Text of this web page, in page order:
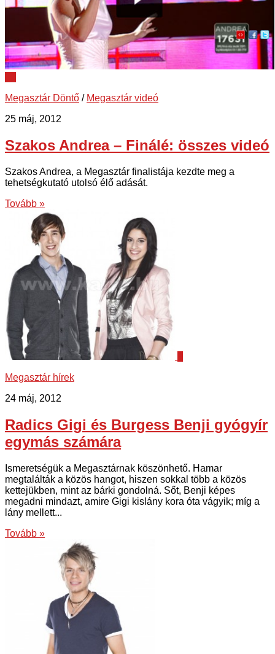
Megasztár Döntő / Megasztár videó
25 máj, 2012
Szakos Andrea – Finálé: összes videó
Szakos Andrea, a Megasztár finalistája kezdte meg a
tehetségkutató utolsó élő adását.
Tovább »
Megasztár hírek
24 máj, 2012
Radics Gigi és Burgess Benji gyógyír
egymás számára
Ismeretségük a Megasztárnak köszönhető. Hamar
megtalálták a közös hangot, hiszen sokkal több a közös
kettejükben, mint az bárki gondolná. Sőt, Benji képes
megadni mindazt, amire Gigi kislány kora óta vágyik; míg a
lány mellett...
Tovább »